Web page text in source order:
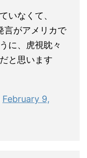
いなくて、
言がアメリカで
に、虎視眈々
と思います
February 9,